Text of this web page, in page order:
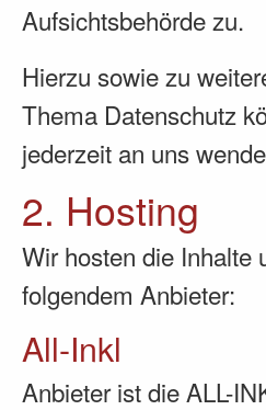
Aufsichtsbehörde zu.
Hierzu sowie zu
Thema Datenschutz
jederzeit an uns
2. Hosting
Wir hosten die Inhalte
folgendem Anbieter:
All-Inkl
Anbieter ist die ALL-